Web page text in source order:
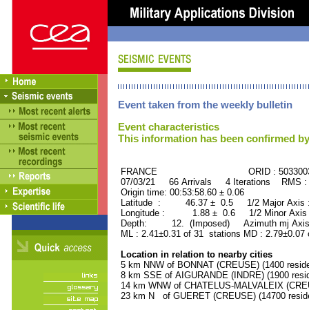
Event taken from the weekly bulletin
Event characteristics
This information has been confirmed
FRANCE ORID :
07/03/21 66 Arrivals 4 Iterations RMS
Origin time: 00:53:58.60 ± 0.06
Latitude : 46.37 ± 0.5 1/2 Major
Longitude : 1.88 ± 0.6 1/2 Minor
Depth: 12. (Imposed) Azimuth mj
ML : 2.41±0.31 of 31 stations MD :
Location in relation to nearby cities
5 km NNW of BONNAT (CREUSE) (1400
8 km SSE of AIGURANDE (INDRE) (1900
14 km WNW of CHATELUS-MALVALEIX
23 km N of GUERET (CREUSE) (14700